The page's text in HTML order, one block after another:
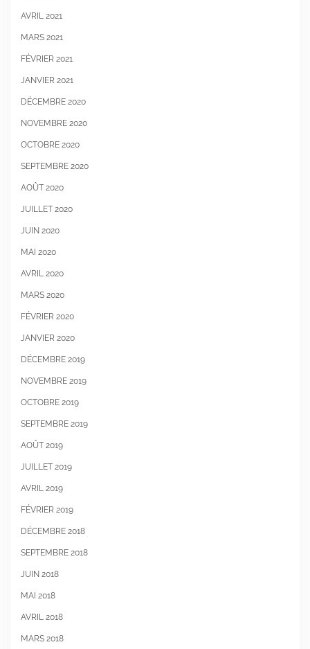
AVRIL 2021
MARS 2021
FÉVRIER 2021
JANVIER 2021
DÉCEMBRE 2020
NOVEMBRE 2020
OCTOBRE 2020
SEPTEMBRE 2020
AOÛT 2020
JUILLET 2020
JUIN 2020
MAI 2020
AVRIL 2020
MARS 2020
FÉVRIER 2020
JANVIER 2020
DÉCEMBRE 2019
NOVEMBRE 2019
OCTOBRE 2019
SEPTEMBRE 2019
AOÛT 2019
JUILLET 2019
AVRIL 2019
FÉVRIER 2019
DÉCEMBRE 2018
SEPTEMBRE 2018
JUIN 2018
MAI 2018
AVRIL 2018
MARS 2018